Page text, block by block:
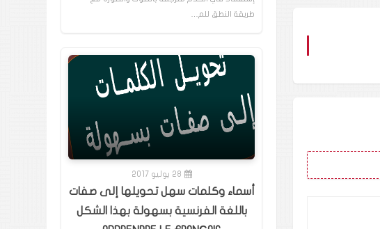
طريقة النطق للم…
28 يوليو 2017
أسماء وكلمات سهل تحويلها إلى صفات
باللغة الفرنسية بسهولة بهذا الشكل